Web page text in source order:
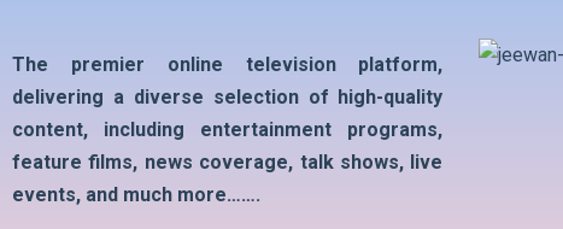
The premier online television platform,
delivering a diverse selection of high-quality
content, including entertainment programs,
feature films, news coverage, talk shows, live
events, and much more…….